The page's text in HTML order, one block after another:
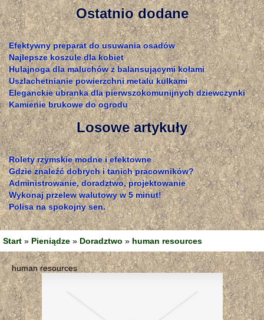
Ostatnio dodane
Efektywny preparat do usuwania osadów
Najlepsze koszule dla kobiet
Hulajnoga dla maluchów z balansującymi kołami
Uszlachetnianie powierzchni metalu kulkami
Eleganckie ubranka dla pierwszokomunijnych dziewczynki
Kamienie brukowe do ogrodu
Losowe artykuły
Rolety rzymskie modne i efektowne
Gdzie znaleźć dobrych i tanich pracowników?
Administrowanie, doradztwo, projektowanie
Wykonaj przelew walutowy w 5 minut!
Polisa na spokojny sen.
Start » Pieniądze » Doradztwo » human resources
human resources